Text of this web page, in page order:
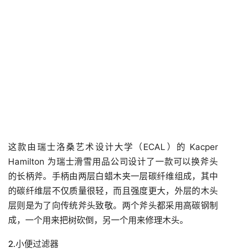
这款由瑞士洛桑艺术设计大学（ECAL）的 Kacper
Hamilton 为瑞士滑雪用品公司设计了一款可以换斧头
的长柄斧。手柄由两层白蜡木夹一层碳纤维组成，其中
的碳纤维层不仅质量很轻，而且强度更大，外层的木头
层则是为了向传统斧头致敬。两个斧头都采用高碳钢制
成，一个用来把树砍倒，另一个用来修理木头。
2.小便过滤器